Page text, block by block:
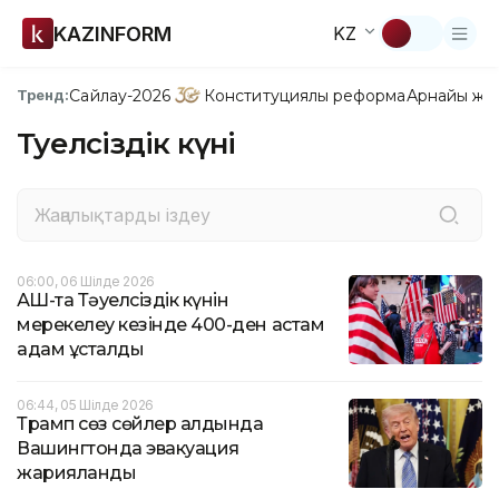
KAZINFORM KZ
Тренд:Сайлау-2026 Конституциялық реформаАрнайы
Тәуелсіздік күні
06:00, 06 Шілде 2026
АҚШ-та Тәуелсіздік күнін
мерекелеу кезінде 400-ден астам
адам ұсталды
06:44, 05 Шілде 2026
Трамп сөз сөйлер алдында
Вашингтонда эвакуация
жарияланды